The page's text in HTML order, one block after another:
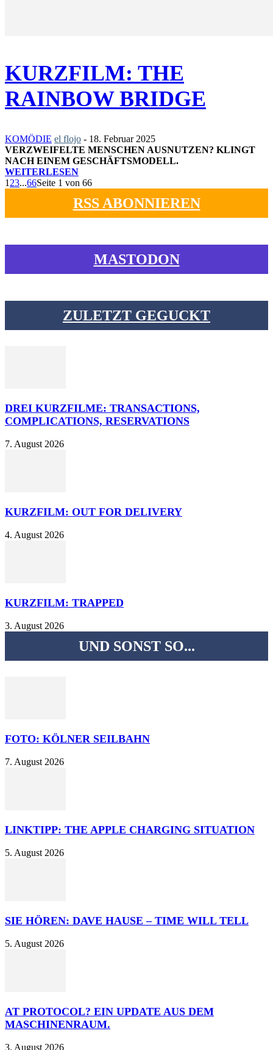
KURZFILM: THE
RAINBOW BRIDGE
KOMÖDIE el flojo - 18. Februar 2025
VERZWEIFELTE MENSCHEN AUSNUTZEN? KLINGT
NACH EINEM GESCHÄFTSMODELL.
WEITERLESEN
1 23...66Seite 1 von 66
RSS ABONNIEREN
MASTODON
ZULETZT GEGUCKT
DREI KURZFILME: TRANSACTIONS,
COMPLICATIONS, RESERVATIONS
7. August 2026
KURZFILM: OUT FOR DELIVERY
4. August 2026
KURZFILM: TRAPPED
3. August 2026
UND SONST SO...
FOTO: KÖLNER SEILBAHN
7. August 2026
LINKTIPP: THE APPLE CHARGING SITUATION
5. August 2026
SIE HÖREN: DAVE HAUSE – TIME WILL TELL
5. August 2026
AT PROTOCOL? EIN UPDATE AUS DEM
MASCHINENRAUM.
3. August 2026